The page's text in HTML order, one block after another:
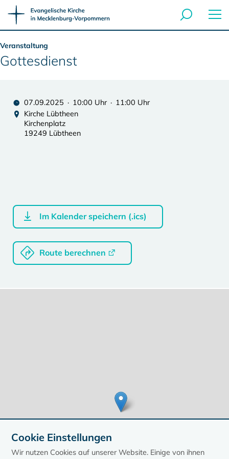
Veranstaltung
Gottesdienst
07.09.2025 · 10:00 Uhr · 11:00 Uhr
Kirche Lübtheen
Kirchenplatz
19249 Lübtheen
Im Kalender speichern (.ics)
Route berechnen
Cookie Einstellungen
Wir nutzen Cookies auf unserer Website. Einige von ihnen